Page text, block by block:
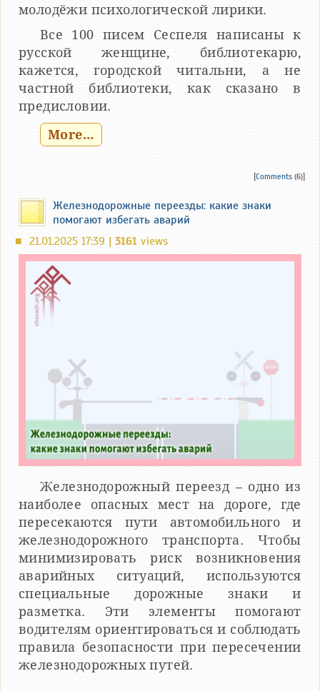
молодёжи психологической лирики.
Все 100 писем Сеспеля написаны к
русской женщине, библиотекарю,
кажется, городской читальни, а не
частной библиотеки, как сказано в
предисловии.
More...
[Comments (6)]
Железнодорожные переезды: какие знаки
помогают избегать аварий
■ 21.01.2025 17:39 | 3161 views
Железнодорожный переезд – одно из
наиболее опасных мест на дороге, где
пересекаются пути автомобильного и
железнодорожного транспорта. Чтобы
минимизировать риск возникновения
аварийных ситуаций, используются
специальные дорожные знаки и
разметка. Эти элементы помогают
водителям ориентироваться и соблюдать
правила безопасности при пересечении
железнодорожных путей.